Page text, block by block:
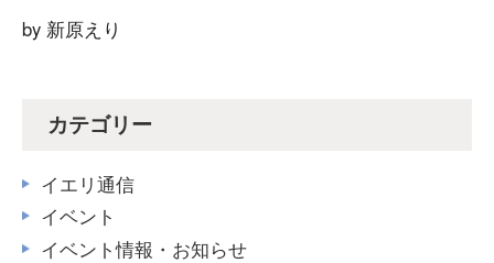
by 新原えり
カテゴリー
イエリ通信
イベント
イベント情報・お知らせ